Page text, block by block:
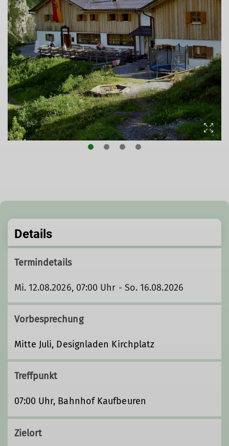
Details
Termindetails
Mi. 12.08.2026, 07:00 Uhr - So. 16.08.2026
Vorbesprechung
Mitte Juli, Designladen Kirchplatz
Treffpunkt
07:00 Uhr, Bahnhof Kaufbeuren
Zielort